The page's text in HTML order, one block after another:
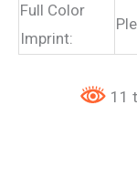
Full Color
Imprint:
11